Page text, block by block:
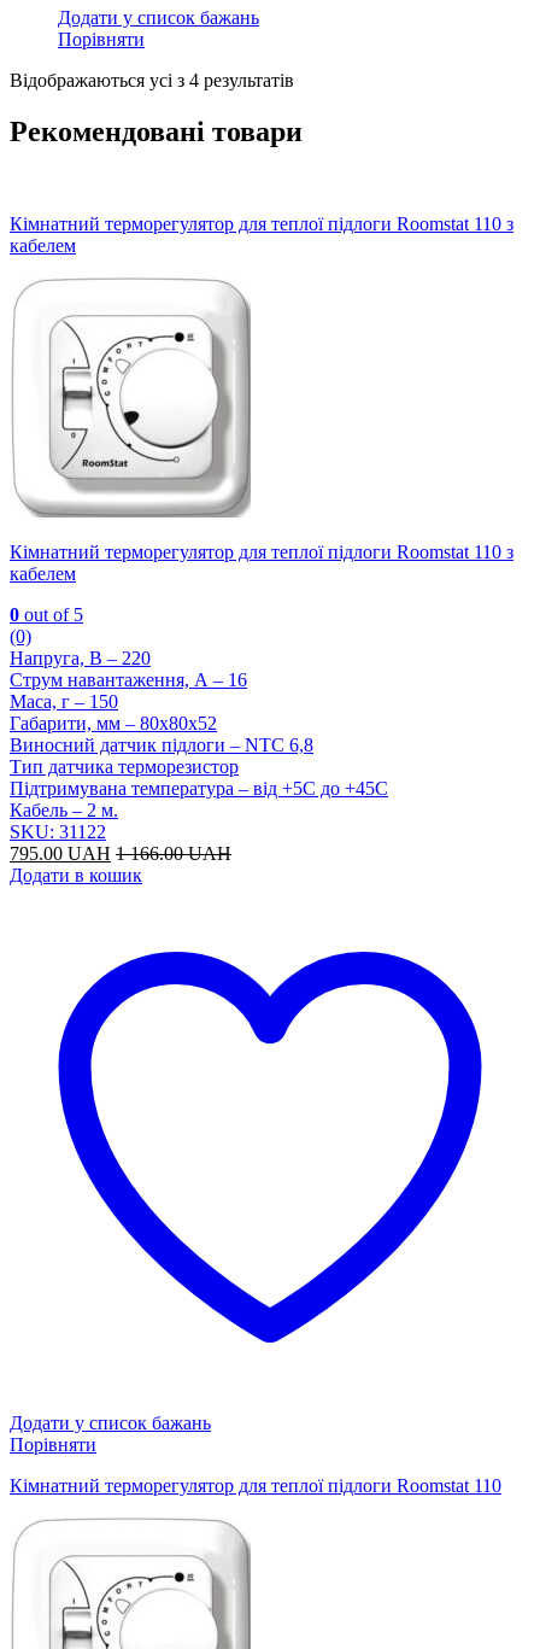
Додати у список бажань
Порівняти
Відображаються усі з 4 результатів
Рекомендовані товари
Кімнатний терморегулятор для теплої підлоги Roomstat 110 з
кабелем
Кімнатний терморегулятор для теплої підлоги Roomstat 110 з
кабелем
0 out of 5
(0)
Напруга, В – 220
Струм навантаження, А – 16
Маса, г – 150
Габарити, мм – 80х80х52
Виносний датчик підлоги – NTC 6,8
Тип датчика терморезистор
Підтримувана температура – від +5С до +45С
Кабель – 2 м.
SKU: 31122
795.00 UAH 1 166.00UAH
Додати в кошик
Додати у список бажань
Порівняти
Кімнатний терморегулятор для теплої підлоги Roomstat 110